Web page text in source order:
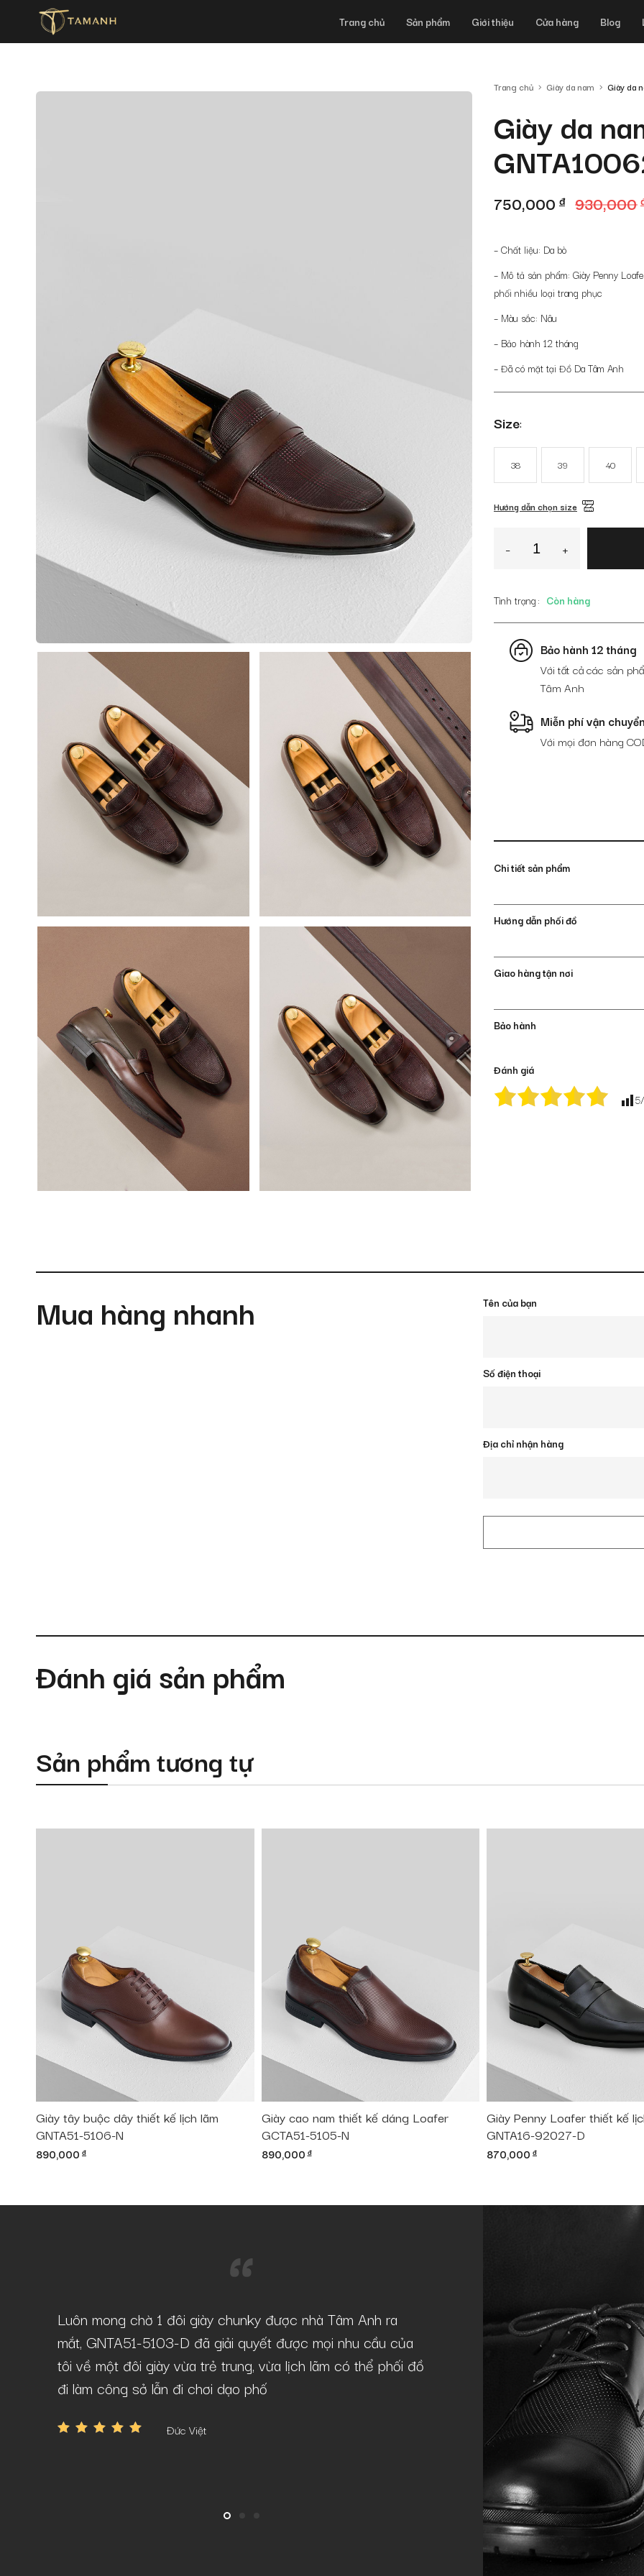
Trang chủ Sản phẩm Giới thiệu Cửa hàng Blog
Trang chủ Giày da nam Giày da
Giày da
930,000
Giá
là:
930,000 đ.
750,000 đGiá
tại
là:
750,000 đ.
– Chất liệu: Da bò
– Mô tả sản phẩm: Giày Penny
phối nhiều loại trang phục
– Màu sắc: Nâu
– Bảo hành 12 tháng
– Đã có mặt tại Đồ Da Tâm Anh
Size
38 39 40
Hướng dẫn chọn size
-
Giày
nâu
GNTA10062-
N
số
lượng
+
Tình trạng Còn hàng
Bảo hành 12 tháng
Với tất cả các sản
Tâm Anh
Miễn phí vận chuyển
Với mọi đơn hàng
Chi tiết sản phẩm
Hướng dẫn phối đồ
Giao hàng tận nơi
Bảo hành
Đánh giá
5
Mua hàng nhanh Tên của bạn
Số điện thoại
Địa chỉ nhận hàng
Đánh giá sản phẩm
Sản phẩm tương tự
Giày tây buộc dây thiết kế lịch lãm
GNTA51-5106-N
890,000 đ
Giày cao nam thiết kế dáng Loafer
GCTA51-5105-N
890,000đ
Giày Penny Loafer thiết kế
GNTA16-92027-D
870,000 đ
Luôn mong chờ 1 đôi giày chunky được nhà Tâm Anh ra
mắt, GNTA51-5103-D đã giải quyết được mọi nhu cầu của
tôi về một đôi giày vừa trẻ trung, vừa lịch lãm có thể phối đồ
đi làm công sở lẫn đi chơi dạo phố
Đức Việt
Mẫu giày GNTA22-20241-D khá
theo phong cách casual như tôi.
chuẩn lịch lãm, sang trọng, phù
Quý Nguyễn